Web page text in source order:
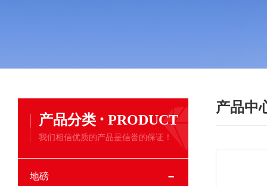
产品分类 · PRODUCT
我们相信优质的产品是信誉的保证！
地磅
产品中